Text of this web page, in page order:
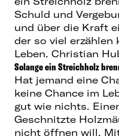
Schuld und
und über die Kraft
der so viel erzählen
Leben. Christian
Solange ein Streichholz
Hat jemand eine
keine Chance im
gut wie nichts.
Geschnitzte
nicht öffnen will.